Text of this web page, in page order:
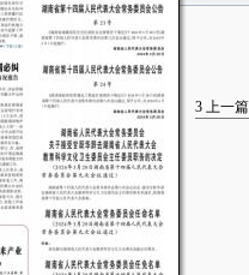
3 上一篇